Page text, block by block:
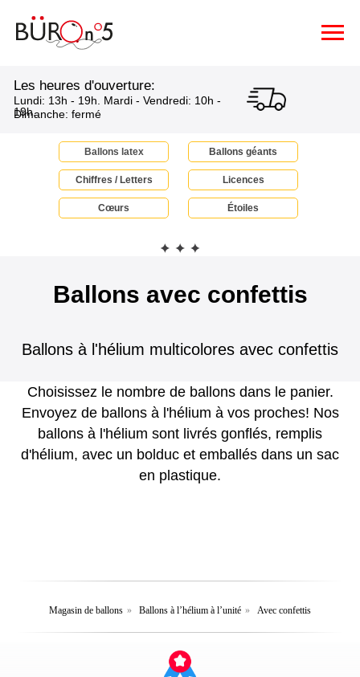
19h.
Dimanche: fermé
Étoiles
Ballons latex Ballons géants
Licences
Сœurs
Chiffres / Letters
Ballons avec confettis
Ballons à l'hélium multicolores avec confettis
Choisissez le nombre de ballons dans le panier.
Envoyez de ballons à l'hélium à vos proches! Nos
ballons à l'hélium sont livrés gonflés, remplis
d'hélium, avec un bolduc et emballés dans un sac
en plastique.
Magasin de ballons » Ballons à l’hélium à l’unité » Avec confettis